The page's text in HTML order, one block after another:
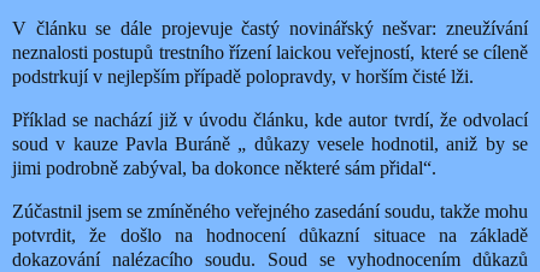
V článku se dále projevuje častý novinářský nešvar: zneužívání
neznalosti postupů trestního řízení laickou veřejností, které se cíleně
podstrkují v nejlepším případě polopravdy, v horším čisté lži.
Příklad se nachází již v úvodu článku, kde autor tvrdí, že odvolací
soud v kauze Pavla Buráně „ důkazy vesele hodnotil, aniž by se
jimi podrobně zabýval, ba dokonce některé sám přidal“.
Zúčastnil jsem se zmíněného veřejného zasedání soudu, takže mohu
potvrdit, že došlo na hodnocení důkazní situace na základě
dokazování nalézacího soudu. Soud se vyhodnocením důkazů